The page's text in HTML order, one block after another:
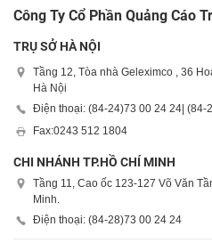
Công Ty Cổ Phần Quảng Cáo
TRỤ SỞ HÀ NỘI
Tầng 12, Tòa nhà Geleximco , 36
Hà Nội
Điện thoại: (84-24)73 00 24 24 | (84-
Fax:0243 512 1804
CHI NHÁNH TP.HỒ CHÍ MINH
Tầng 11, Cao ốc 123-127 Võ Văn
Minh.
Điện thoại: (84-28)73 00 24 24